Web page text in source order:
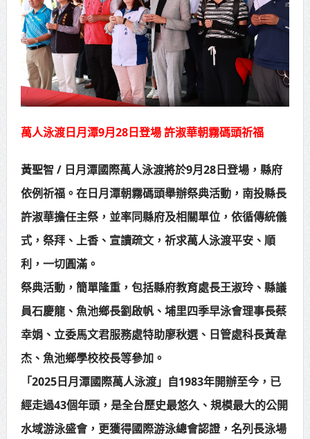
彰化聯合捐贈4輛高規格救護車 首配
全自動電動擔架床
美濃稻米品質競賽開跑 高雄147論
壇揭開好飯祕密、飄米香
蔣萬安指示各單位提前完成海豚颱
新北行動治理 侯友宜督導基層建設
推動瑞芳礦業文化保存 打造山海觀光
新品牌
中壢三教紫雲宮捐贈救護車 挹注桃
消救護量能
總統接見日本戰略研究論壇暨福和
會訪團 盼深化臺日合作促進印太和平
繁榮
萬人泳渡日月潭9月28日登場 許淑華朝霧碼頭祈福
黃聖智 / 日月潭國際萬人泳渡將於9月28日登場，縣府
依例祈福。在日月潭朝霧碼頭舉辦祭典活動，南投縣長
許淑華擔任主祭，並率同縣府及相關單位，依循傳統儀
式，祭拜、上香、宣讀疏文，祈求萬人泳渡平安、順
利，一切圓滿。
祭典活動，簡單隆重，包括縣府教育處長王淑玲、縣議
員石慶龍、魚池鄉長劉啟帆、埔里四季早泳會理事長蔡
幸娟、立委馬文君服務處特助廖秋選、日管處科長黃韋
杰、魚池鄉學校校長等參加。
「2025日月潭國際萬人泳渡」自1983年開辦至今，已
經走過43個年頭，是全台歷史最悠久、規模最大的公開
水域游泳盛會，更獲得國際游泳總會認證，名列長泳場